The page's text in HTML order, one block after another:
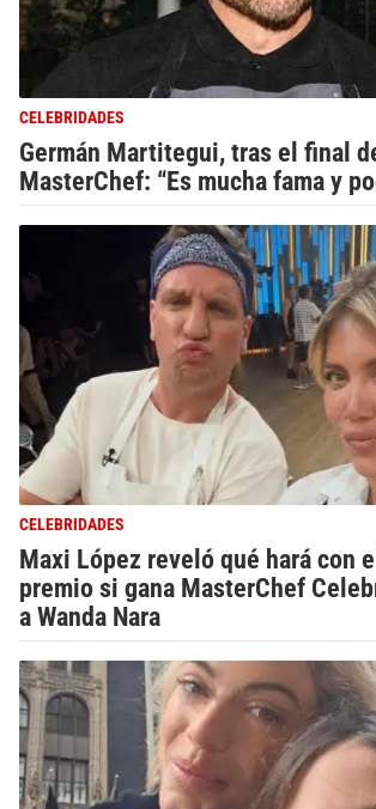
CELEBRIDADES
Germán Martitegui, tras el final
MasterChef: “Es mucha fama y
CELEBRIDADES
Maxi López reveló qué hará con
premio si gana MasterChef
a Wanda Nara